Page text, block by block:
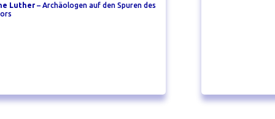
Luther– Archäologen auf den Spuren des